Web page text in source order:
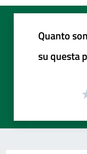
Quanto
su questa